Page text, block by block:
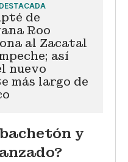
de
Roo
al Zacatal
así
nuevo
más largo de
y